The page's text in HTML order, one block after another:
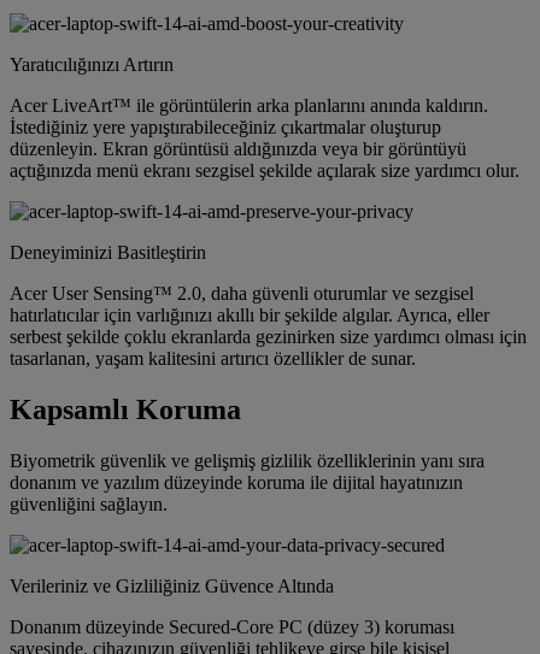
Yaratıcılığınızı Artırın
Acer LiveArt™ ile görüntülerin arka planlarını anında kaldırın.
İstediğiniz yere yapıştırabileceğiniz çıkartmalar oluşturup
düzenleyin. Ekran görüntüsü aldığınızda veya bir görüntüyü
açtığınızda menü ekranı sezgisel şekilde açılarak size yardımcı olur.
Deneyiminizi Basitleştirin
Acer User Sensing™ 2.0, daha güvenli oturumlar ve sezgisel
hatırlatıcılar için varlığınızı akıllı bir şekilde algılar. Ayrıca, eller
serbest şekilde çoklu ekranlarda gezinirken size yardımcı olması için
tasarlanan, yaşam kalitesini artırıcı özellikler de sunar.
Kapsamlı Koruma
Biyometrik güvenlik ve gelişmiş gizlilik özelliklerinin yanı sıra
donanım ve yazılım düzeyinde koruma ile dijital hayatınızın
güvenliğini sağlayın.
Verileriniz ve Gizliliğiniz Güvence Altında
Donanım düzeyinde Secured-Core PC (düzey 3) koruması
sayesinde, cihazınızın güvenliği tehlikeye girse bile kişisel